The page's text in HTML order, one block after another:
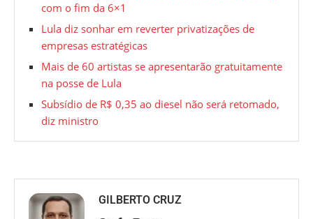
com o fim da 6×1
Lula diz sonhar em reverter privatizações de
empresas estratégicas
Mais de 60 artistas se apresentarão gratuitamente
na posse de Lula
Subsídio de R$ 0,35 ao diesel não será retomado,
diz ministro
GILBERTO CRUZ